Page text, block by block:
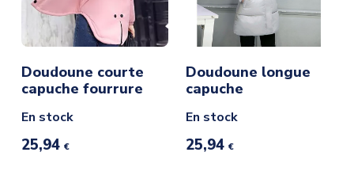
Doudoune courte
capuche fourrure
En stock
25,94 €
Doudoune longue
capuche
En stock
25,94 €